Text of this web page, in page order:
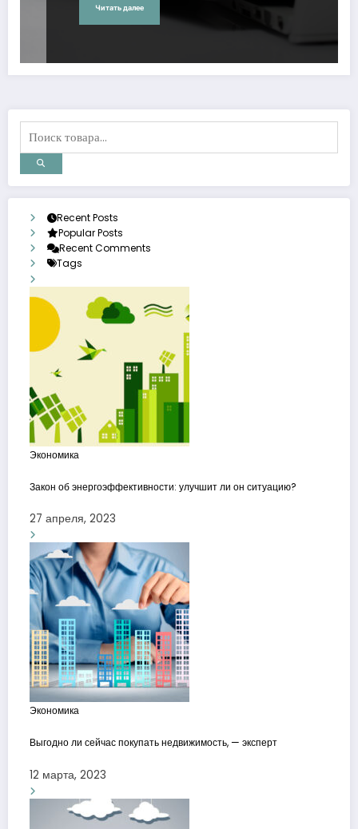
Читать далее
Recent Posts
Popular Posts
Recent Comments
Tags
Экономика
Закон об энергоэффективности: улучшит ли он ситуацию?
27 апреля, 2023
Экономика
Выгодно ли сейчас покупать недвижимость, — эксперт
12 марта, 2023